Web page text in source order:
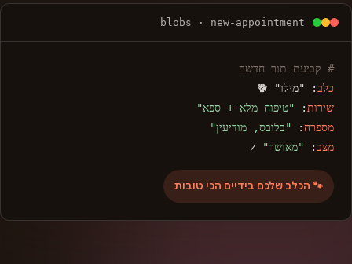
blobs · new-appointment
# קביעת תור חדשה
כלב: "מילו" 🐕
שירות : "טיפוח מלא + ספא"
מספרה: "בלובס, מודיעין"
מצב: "מאושר" ✓
🐾 הכלב שלכם בידיים הכי טובות